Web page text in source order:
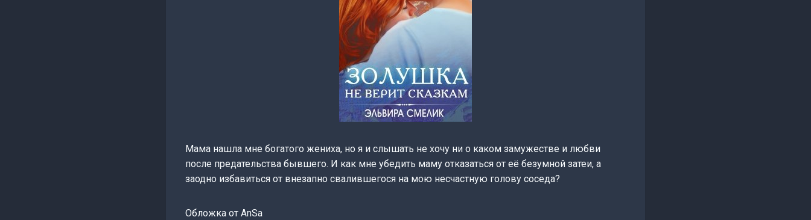
Мама нашла мне богатого жениха, но я и слышать не хочу ни о каком замужестве и любви
после предательства бывшего. И как мне убедить маму отказаться от её безумной затеи, а
заодно избавиться от внезапно свалившегося на мою несчастную голову соседа?
Обложка от AnSa